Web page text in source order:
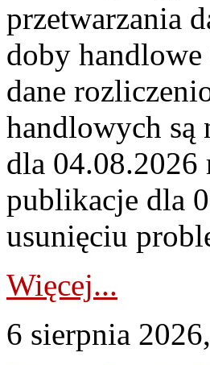
przetwarzania
doby
dane
handlowych są
dla
publikacje dla
usunięciu
Więcej...
6 sierpnia